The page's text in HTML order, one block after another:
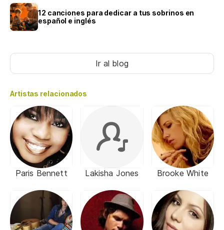
12 canciones para dedicar a tus sobrinos en
español e inglés
Ir al blog
Artistas relacionados
Paris Bennett Lakisha Jones Brooke White